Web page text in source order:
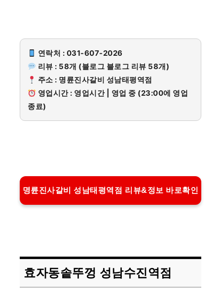
연락처 : 031-607-2026
리뷰 : 58개 (블로그 블로그 리뷰 58개)
주소 : 명륜진사갈비 성남태평역점
영업시간 : 영업시간 | 영업 중 (23:00에 영업
종료)
명륜진사갈비 성남태평역점 리뷰&정보 바로확인
효자동솥뚜껑 성남수진역점